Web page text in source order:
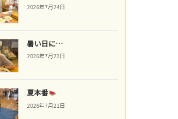
2026年7月24日
暑い日に…
2026年7月22日
夏本番
2026年7月21日